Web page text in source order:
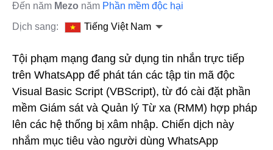
Đến năm Mezo năm Phần mềm độc hại
Dịch sang:
Tiếng Việt Nam
Tội phạm mạng đang sử dụng tin nhắn trực tiếp
trên WhatsApp để phát tán các tập tin mã độc
Visual Basic Script (VBScript), từ đó cài đặt phần
mềm Giám sát và Quản lý Từ xa (RMM) hợp pháp
lên các hệ thống bị xâm nhập. Chiến dịch này
nhắm mục tiêu vào người dùng WhatsApp